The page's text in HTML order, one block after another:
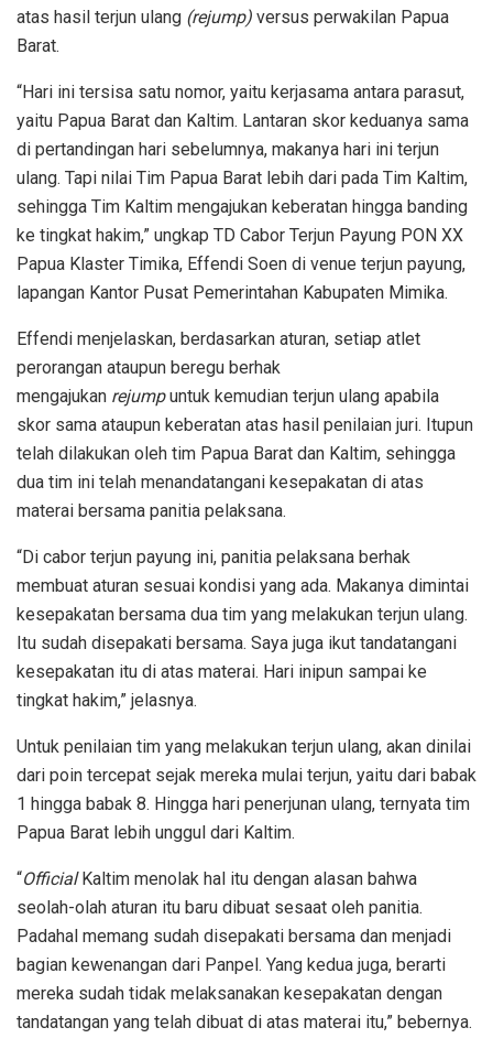
atas hasil terjun ulang (rejump) versus perwakilan Papua
Barat.
“Hari ini tersisa satu nomor, yaitu kerjasama antara parasut,
yaitu Papua Barat dan Kaltim. Lantaran skor keduanya sama
di pertandingan hari sebelumnya, makanya hari ini terjun
ulang. Tapi nilai Tim Papua Barat lebih dari pada Tim Kaltim,
sehingga Tim Kaltim mengajukan keberatan hingga banding
ke tingkat hakim,” ungkap TD Cabor Terjun Payung PON XX
Papua Klaster Timika, Effendi Soen di venue terjun payung,
lapangan Kantor Pusat Pemerintahan Kabupaten Mimika.
Effendi menjelaskan, berdasarkan aturan, setiap atlet
perorangan ataupun beregu berhak
mengajukan rejumpuntuk kemudian terjun ulang apabila
skor sama ataupun keberatan atas hasil penilaian juri. Itupun
telah dilakukan oleh tim Papua Barat dan Kaltim, sehingga
dua tim ini telah menandatangani kesepakatan di atas
materai bersama panitia pelaksana.
“Di cabor terjun payung ini, panitia pelaksana berhak
membuat aturan sesuai kondisi yang ada. Makanya dimintai
kesepakatan bersama dua tim yang melakukan terjun ulang.
Itu sudah disepakati bersama. Saya juga ikut tandatangani
kesepakatan itu di atas materai. Hari inipun sampai ke
tingkat hakim,” jelasnya.
Untuk penilaian tim yang melakukan terjun ulang, akan dinilai
dari poin tercepat sejak mereka mulai terjun, yaitu dari babak
1 hingga babak 8. Hingga hari penerjunan ulang, ternyata tim
Papua Barat lebih unggul dari Kaltim.
“OfficialKaltim menolak hal itu dengan alasan bahwa
seolah-olah aturan itu baru dibuat sesaat oleh panitia.
Padahal memang sudah disepakati bersama dan menjadi
bagian kewenangan dari Panpel. Yang kedua juga, berarti
mereka sudah tidak melaksanakan kesepakatan dengan
tandatangan yang telah dibuat di atas materai itu,” bebernya.